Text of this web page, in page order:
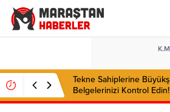
Tekne Sahiplerine
Belgelerinizi Kontrol Edin!